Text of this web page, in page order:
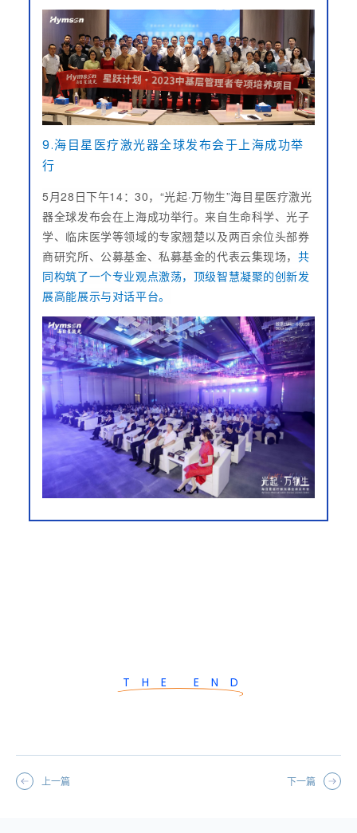
9.海目星医疗激光器全球发布会于上海成功举
行
5月28日下午14：30，“光起·万物生”海目星医疗激光
器全球发布会在上海成功举行。来自生命科学、光子
学、临床医学等领域的专家翘楚以及两百余位头部券
商研究所、公募基金、私募基金的代表云集现场，共
同构筑了一个专业观点激荡，顶级智慧凝聚的创新发
展高能展示与对话平台。
THE END
上一篇 下一篇